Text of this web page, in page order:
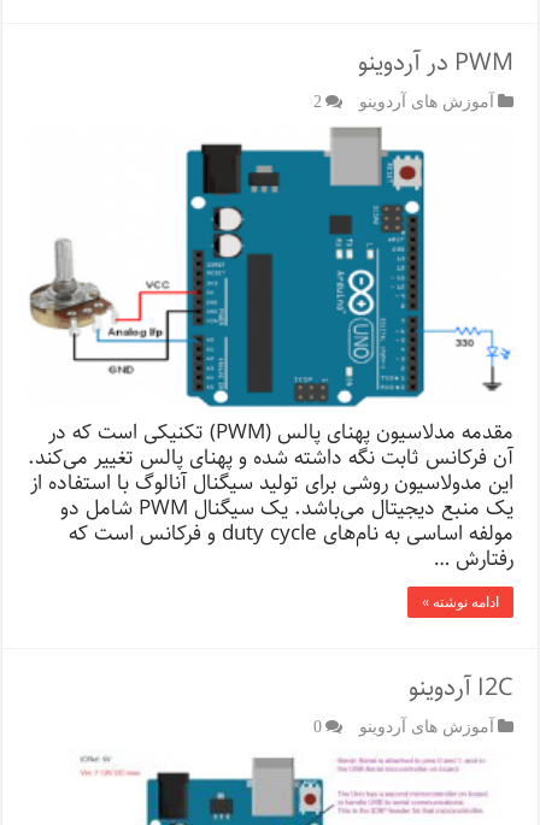
PWM در آردوینو
آموزش های آردوینو 2
مقدمه مدلاسیون پهنای پالس (PWM) تکنیکی است که در
آن فرکانس ثابت نگه داشته شده و پهنای پالس تغییر می‌کند.
این مدولاسیون روشی برای تولید سیگنال آنالوگ با استفاده از
یک منبع دیجیتال می‌باشد. یک سیگنال PWM شامل دو
مولفه اساسی به نام‌های duty cycle و فرکانس است که
رفتارش …
ادامه نوشته »
I2C آردوینو
آموزش های آردوینو 0